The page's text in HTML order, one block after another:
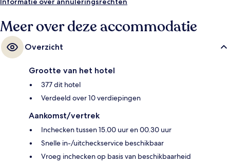
Meer over deze accommodatie
Overzicht
Grootte van het hotel
377 dit hotel
Verdeeld over 10 verdiepingen
Aankomst/vertrek
Inchecken tussen 15.00 uur en 00.30 uur
Snelle in-/uitcheckservice beschikbaar
Vroeg inchecken op basis van beschikbaarheid